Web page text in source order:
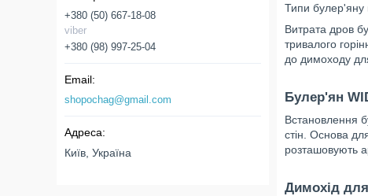
Типи булер'яну
Витрата дров
тривалого
до димоходу
Булер'ян
Встановлення
стін. Основа
розташовують
Димохід
+380 (50) 667-18-08
viber
+380 (98) 997-25-04
shopochag@gmail.com
Київ, Україна